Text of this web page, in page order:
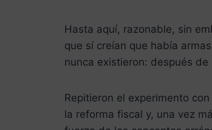
Hasta aquí, razonable, sin
que sí creían que había
nunca existieron: después
Repitieron el experimento
la reforma fiscal y, una vez